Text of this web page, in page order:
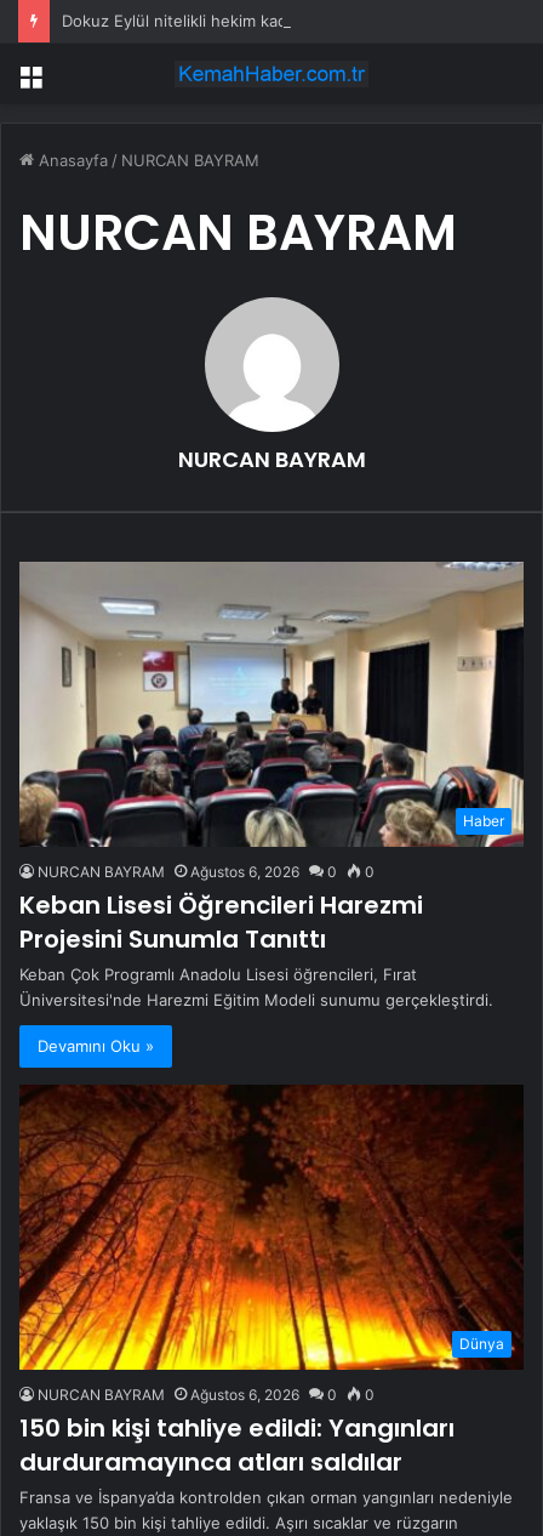
Dokuz Eylül nitelikli hekim kadrosunu güçlendirdi
Menü
Anasayfa / NURCAN BAYRAM
NURCAN BAYRAM
NURCAN BAYRAM
Haber
NURCAN BAYRAM Ağustos 6, 2026 0 0
Keban Lisesi Öğrencileri Harezmi
Projesini Sunumla Tanıttı
Keban Çok Programlı Anadolu Lisesi öğrencileri, Fırat
Üniversitesi'nde Harezmi Eğitim Modeli sunumu gerçekleştirdi.
Devamını Oku »
Dünya
NURCAN BAYRAM Ağustos 6, 2026 0 0
150 bin kişi tahliye edildi: Yangınları
durduramayınca atları saldılar
Fransa ve İspanya’da kontrolden çıkan orman yangınları nedeniyle
yaklaşık 150 bin kişi tahliye edildi. Aşırı sıcaklar ve rüzgarın